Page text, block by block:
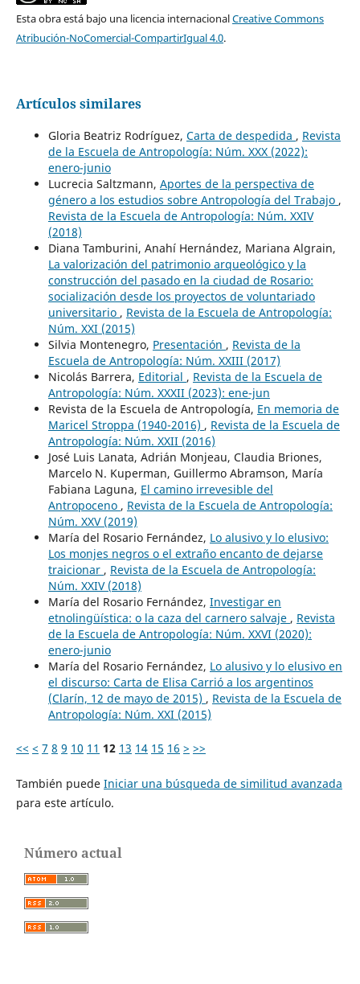
Esta obra está bajo una licencia internacionalCreative Commons
Atribución-NoComercial-CompartirIgual 4.0.
Artículos similares
Gloria Beatriz Rodríguez, Carta de despedida , Revista
de la Escuela de Antropología: Núm. XXX (2022):
enero-junio
Lucrecia Saltzmann, Aportes de la perspectiva de
género a los estudios sobre Antropología del Trabajo ,
Revista de la Escuela de Antropología: Núm. XXIV
(2018)
Diana Tamburini, Anahí Hernández, Mariana Algrain,
La valorización del patrimonio arqueológico y la
construcción del pasado en la ciudad de Rosario:
socialización desde los proyectos de voluntariado
universitario , Revista de la Escuela de Antropología:
Núm. XXI (2015)
Silvia Montenegro, Presentación , Revista de la
Escuela de Antropología: Núm. XXIII (2017)
Nicolás Barrera, Editorial , Revista de la Escuela de
Antropología: Núm. XXXII (2023): ene-jun
Revista de la Escuela de Antropología, En memoria de
Maricel Stroppa (1940-2016) , Revista de la Escuela de
Antropología: Núm. XXII (2016)
José Luis Lanata, Adrián Monjeau, Claudia Briones,
Marcelo N. Kuperman, Guillermo Abramson, María
Fabiana Laguna, El camino irrevesible del
Antropoceno , Revista de la Escuela de Antropología:
Núm. XXV (2019)
María del Rosario Fernández, Lo alusivo y lo elusivo:
Los monjes negros o el extraño encanto de dejarse
traicionar , Revista de la Escuela de Antropología:
Núm. XXIV (2018)
María del Rosario Fernández, Investigar en
etnolingüística: o la caza del carnero salvaje , Revista
de la Escuela de Antropología: Núm. XXVI (2020):
enero-junio
María del Rosario Fernández, Lo alusivo y lo elusivo en
el discurso: Carta de Elisa Carrió a los argentinos
(Clarín, 12 de mayo de 2015) , Revista de la Escuela de
Antropología: Núm. XXI (2015)
<< < 7 8 9 10 11 12 13 14 15 16 > >>
También puede Iniciar una búsqueda de similitud avanzada
para este artículo.
Número actual